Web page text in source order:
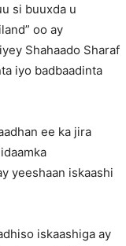
si buuxda u
oo ay
Shahaado Sharaf
iyo badbaadinta
ee ka jira
yeeshaan iskaashi
iskaashiga ay